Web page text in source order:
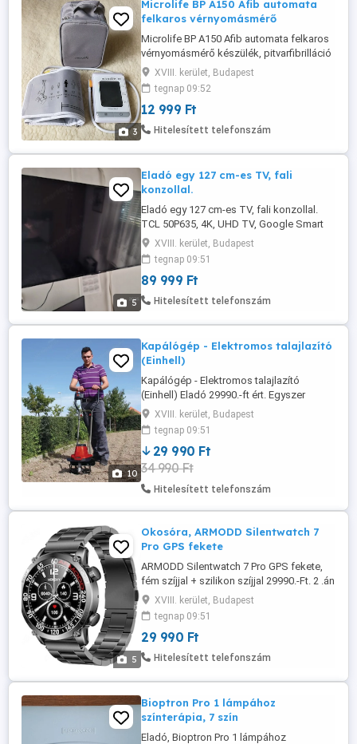
3
Microlife BP A150 Afib automata
felkaros vérnyomásmérő
Microlife BP A150 Afib automata felkaros
vérnyomásmérő készülék, pitvarfibrilláció
méréssel. A képeken látható újszerű
állapotban. 12999.-Ft. 06204012510 A
Microlife A150 AFIB olyan pontosságot és
megbízhatóságot nyújt, amely elvárható a
Microlife vérnyomásmérőitől. Ezen
XVIII. kerület, Budapest
tegnap 09:52
12 999 Ft
Hitelesített telefonszám
5
Eladó egy 127 cm-es TV, fali
konzollal.
Eladó egy 127 cm-es TV, fali konzollal.
TCL 50P635, 4K, UHD TV, Google Smart
TV. 2024-ben vásárolt, Újszerű állapotban.
89999.-Ft. Fali állvánnyal együtt. 0620 401-
2510 A TCL P635 széria a 4K HDR és
dinamikus képet ötvözi a 4K HDR
képminőség érdekében. Ráadásul a
XVIII. kerület, Budapest
tegnap 09:51
89 999 Ft
Hitelesített telefonszám
10
Kapálógép - Elektromos talajlazító
(Einhell)
Kapálógép - Elektromos talajlazító
(Einhell) Eladó 29990.-ft ért. Egyszer
használt, szinte új állapotban. 2 .-én,
43990.-ft-ért vásárolt. 2 év garancia!
Összeszerelve, de a doboza is megvan. A
GC-RT 7530 elektromos kapálógép egy
erős, mégis könnyű és könnyen kezelhető
készülék, amellyel gyorsan ...
XVIII. kerület, Budapest
tegnap 09:51
29 990 Ft
34 990 Ft
Hitelesített telefonszám
5
Okosóra, ARMODD Silentwatch 7
Pro GPS fekete
ARMODD Silentwatch 7 Pro GPS fekete,
fém szíjjal + szilikon szíjjal 29990.-Ft. 2 .án
vásároltam. Még 16 hónap teljeskörű
garancia van rá. Számla is van hozzá.
Okosóra integrált GPS-szel és IP68 3ATM
tanúsítvánnyal. A menü és az
alkalmazások is teljes egészében magyar
XVIII. kerület, Budapest
tegnap 09:51
29 990 Ft
Hitelesített telefonszám
Bioptron Pro 1 lámpához
színterápia, 7 szín
Eladó, Bioptron Pro 1 lámpához